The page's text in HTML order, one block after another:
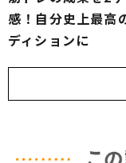
感！自分史上最高
ディションに